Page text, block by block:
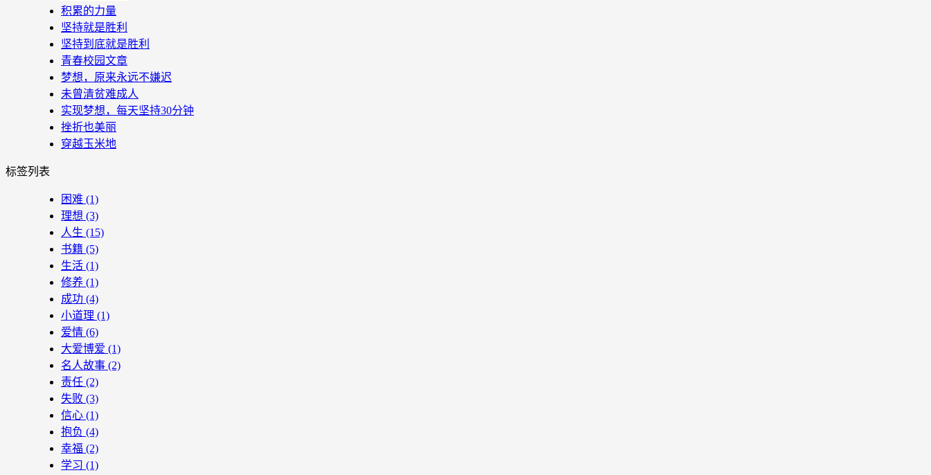
积累的力量
坚持就是胜利
坚持到底就是胜利
青春校园文章
梦想，原来永远不嫌迟
未曾清贫难成人
实现梦想，每天坚持30分钟
挫折也美丽
穿越玉米地
标签列表
困难 (1)
理想 (3)
人生 (15)
书籍 (5)
生活 (1)
修养 (1)
成功 (4)
小道理 (1)
爱情 (6)
大爱博爱 (1)
名人故事 (2)
责任 (2)
失败 (3)
信心 (1)
抱负 (4)
幸福 (2)
学习 (1)